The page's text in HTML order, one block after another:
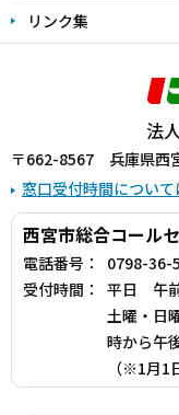
リンク集
法
〒662-8567 兵庫県西
窓口受付時間について
西宮市総合コール
電話番号：
0798-36-
受付時間：
平日 午
土曜・日
時から午
（※1月1